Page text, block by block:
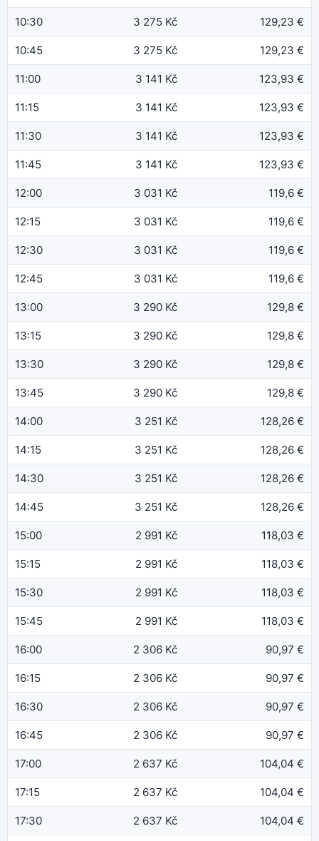
10:30 3 275 Kč 129,23 €
10:45 3 275 Kč 129,23 €
11:00 3 141 Kč 123,93 €
11:15 3 141 Kč 123,93 €
11:30 3 141 Kč 123,93 €
11:45 3 141 Kč 123,93 €
12:00 3 031 Kč 119,6 €
12:15 3 031 Kč 119,6 €
12:30 3 031 Kč 119,6 €
12:45 3 031 Kč 119,6 €
13:00 3 290 Kč 129,8 €
13:15 3 290 Kč 129,8 €
13:30 3 290 Kč 129,8 €
13:45 3 290 Kč 129,8 €
14:00 3 251 Kč 128,26 €
14:15 3 251 Kč 128,26 €
14:30 3 251 Kč 128,26 €
14:45 3 251 Kč 128,26 €
15:00 2 991 Kč 118,03 €
15:15 2 991 Kč 118,03 €
15:30 2 991 Kč 118,03 €
15:45 2 991 Kč 118,03 €
16:00 2 306 Kč 90,97 €
16:15 2 306 Kč 90,97 €
16:30 2 306 Kč 90,97 €
16:45 2 306 Kč 90,97 €
17:00 2 637 Kč 104,04 €
17:15 2 637 Kč 104,04 €
17:30 2 637 Kč 104,04 €